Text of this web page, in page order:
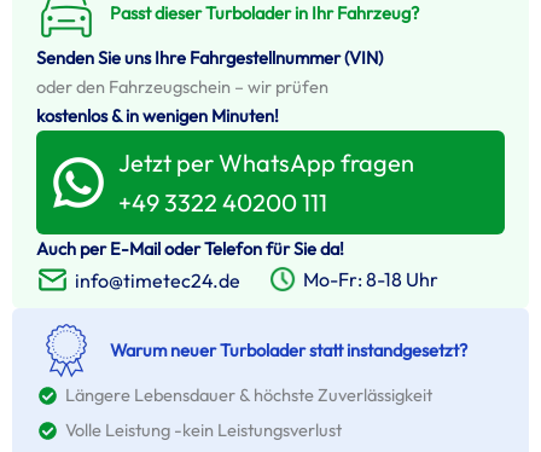
Passt dieser Turbolader in Ihr Fahrzeug?
Senden Sie uns Ihre Fahrgestellnummer (VIN)
oder den Fahrzeugschein – wir prüfen
kostenlos & in wenigen Minuten!
Jetzt per WhatsApp fragen
+49 3322 40200 111
Auch per E-Mail oder Telefon für Sie da!
info@timetec24.de Mo-Fr: 8-18 Uhr
Warum neuer Turbolader statt instandgesetzt?
Längere Lebensdauer & höchste Zuverlässigkeit
Volle Leistung -kein Leistungsverlust